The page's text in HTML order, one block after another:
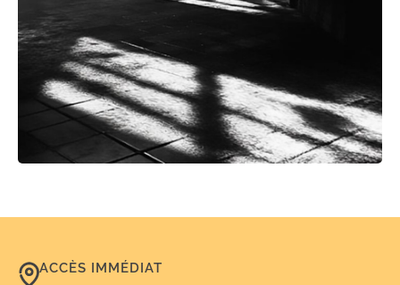
ACCÈS IMMÉDIAT